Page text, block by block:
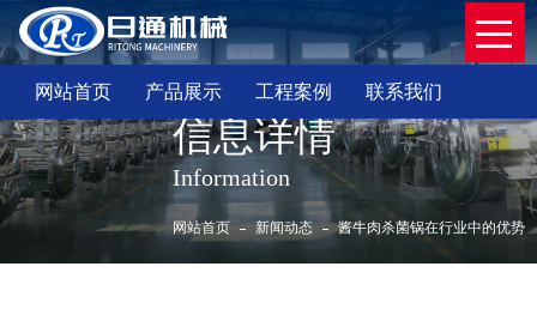
网站首页 产品展示 工程案例 联系我们
信息详情
Information
网站首页 新闻动态 酱牛肉杀菌锅在行业中的优势